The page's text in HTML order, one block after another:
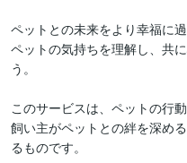
ペットとの未来をより幸福に過
ペットの気持ちを理解し、共
う。
このサービスは、ペットの行
飼い主がペットとの絆を深め
るものです。